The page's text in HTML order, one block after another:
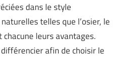
dans le style
telles que l’osier, le
leurs avantages.
afin de choisir le